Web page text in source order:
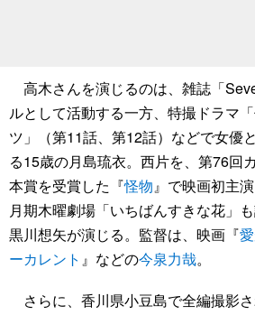
高木さんを演じるのは、雑誌「
ルとして活動する一方、特撮ドラマ
ツ」（第11話、第12話）などで女優
る15歳の月島琉衣。西片を、第76回
本賞を受賞した『怪物』で映画初主
月期木曜劇場「いちばんすきな花」
黒川想矢が演じる。監督は、映画『
ーカレント 』などの今泉力哉。
さらに、香川県小豆島で全編撮影